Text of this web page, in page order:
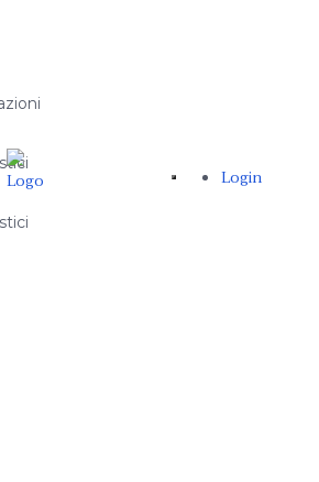
Login